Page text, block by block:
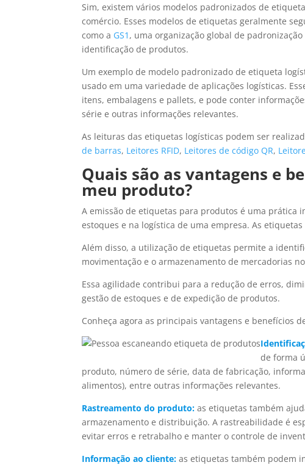
Sim, existem vários modelos padronizados de
comércio. Esses modelos de etiquetas geralmente
como a GS1 , uma organização global de
identificação de produtos.
Um exemplo de modelo padronizado de etiqueta
usado em uma variedade de aplicações logísticas.
itens, embalagens e pallets, e pode conter
série e outras informações relevantes.
As leituras das etiquetas logísticas podem ser
de barras, Leitores RFID, Leitores de código QR,
Quais são as vantagens e
meu produto?
A emissão de etiquetas para produtos é uma prática
estoques e na logística de uma empresa. As
Além disso, a utilização de etiquetas permite a
movimentação e o armazenamento de mercadorias
Essa agilidade contribui para a redução de erros,
gestão de estoques e de expedição de produtos.
Conheça agora as principais vantagens e benefícios
de forma
produto, número de série, data de fabricação,
alimentos), entre outras informações relevantes.
Rastreamento do produto: as etiquetas também
armazenamento e distribuição. A rastreabilidade é
evitar erros e retrabalho e manter o controle de
Informação ao cliente: as etiquetas também podem